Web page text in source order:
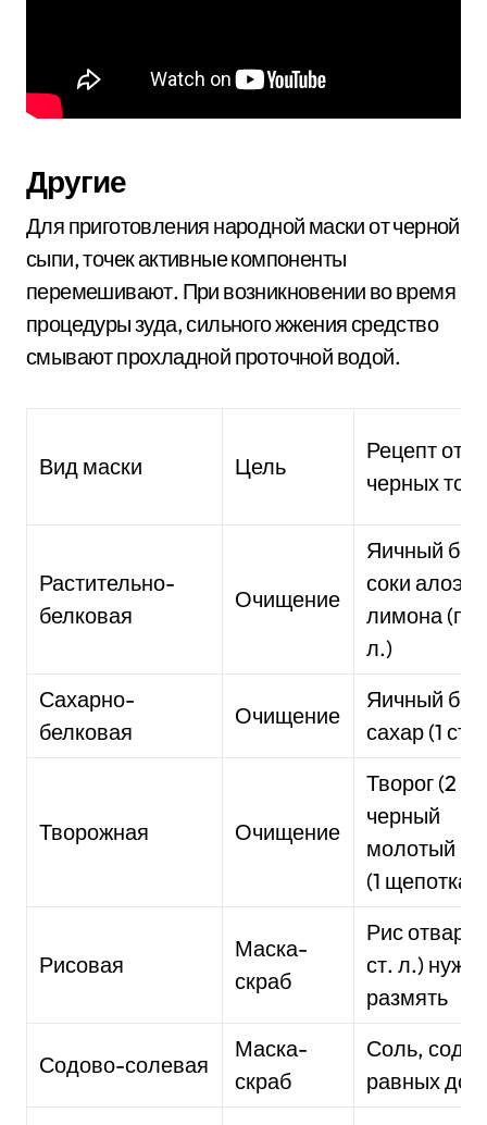
Другие
Для приготовления народной маски от черной
сыпи, точек активные компоненты
перемешивают. При возникновении во время
процедуры зуда, сильного жжения средство
смывают прохладной проточной водой.
Вид маски Цель
Рецепт от
черных
Растительно-
белковая
Очищение
Яичный
соки алоэ,
лимона (по
л.)
Сахарно-
белковая
Очищение
Яичный
сахар (1 ст.
Творожная Очищение
Творог (2
черный
молотый
(1 щепотка)
Рисовая
Маска-
скраб
Рис
ст. л.)
размять
Содово-солевая
Маска-
скраб
Соль, сода
равных